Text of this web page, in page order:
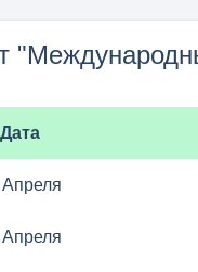
Дата
Апреля
Апреля